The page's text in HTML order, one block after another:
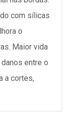
com sílicas
o
Maior vida
entre o
a cortes,